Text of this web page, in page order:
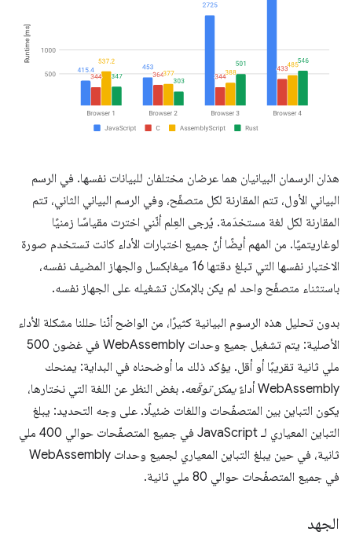
هذان الرسمان البيانيان هما عرضان مختلفان للبيانات نفسها. في الرسم
البياني الأول، تتم المقارنة لكل متصفّح، وفي الرسم البياني الثاني، تتم
المقارنة لكل لغة مستخدَمة. يُرجى العِلم أنّني اخترت مقياسًا زمنيًا
لوغاريتميًا. من المهم أيضًا أنّ جميع اختبارات الأداء كانت تستخدم صورة
الاختبار نفسها التي تبلغ دقتها 16 ميغابكسل والجهاز المضيف نفسه،
باستثناء متصفّح واحد لم يكن بالإمكان تشغيله على الجهاز نفسه.
بدون تحليل هذه الرسوم البيانية كثيرًا، من الواضح أنّنا حللنا مشكلة الأداء
الأصلية: يتم تشغيل جميع وحدات WebAssembly في غضون 500
ملي ثانية تقريبًا أو أقل. يؤكد ذلك ما أوضحناه في البداية: يمنحك
WebAssembly أداءً
يمكن توقّعه. بغض النظر عن اللغة التي نختارها،
يكون التباين بين المتصفّحات واللغات ضئيلًا. على وجه التحديد: يبلغ
التباين المعياري لـ JavaScript في جميع المتصفّحات حوالي 400 ملي
ثانية، في حين يبلغ التباين المعياري لجميع وحدات WebAssembly
في جميع المتصفّحات حوالي 80 ملي ثانية.
الجهد